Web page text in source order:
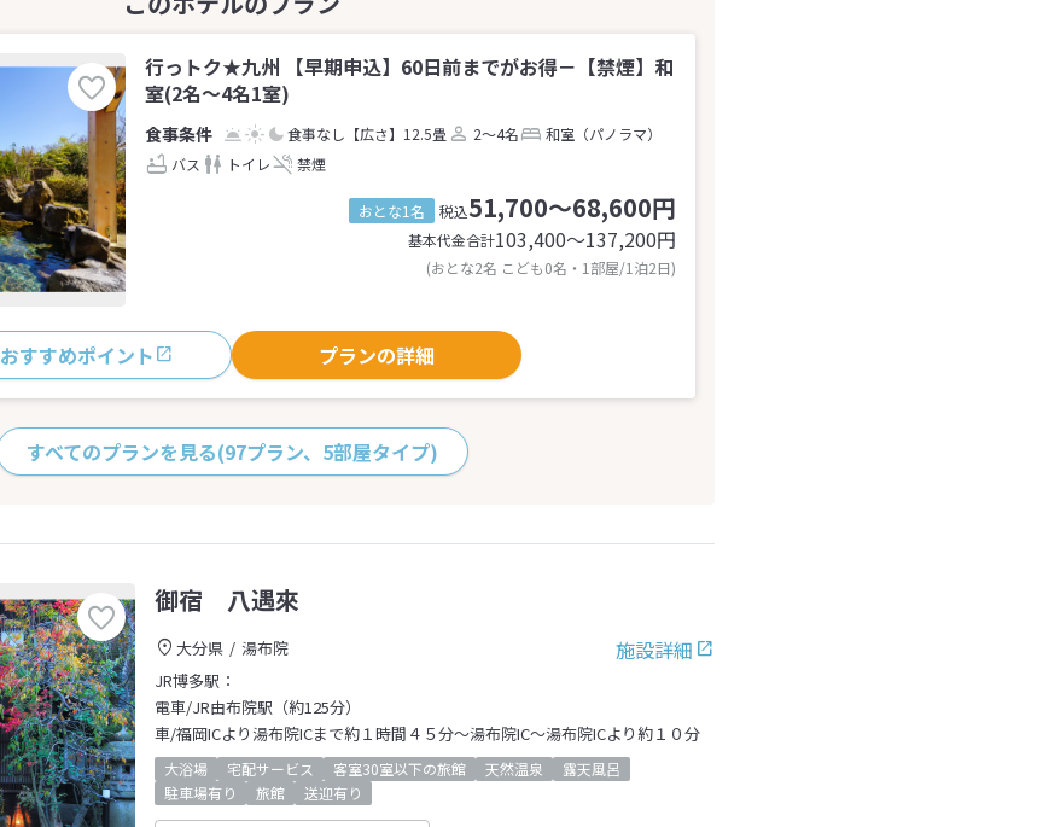
行っトク★九州 【早期申込】60日前までがお得－【禁煙】和
室(2名～4名1室)
食事なし 【広さ】12.5畳 2～4名
和室（パノラマ）
バス
トイレ 禁煙
おとな1名 税込51,700～68,600円
基本代金合計103,400〜137,200円
(おとな2名 こども0名・1部屋/1泊2日)
おすすめポイント プランの詳細
すべてのプランを見る(97プラン、5部屋タイプ)
御宿 八遇來
施設詳細
大分県
湯布院
JR博多駅：
電車/JR由布院駅（約125分）
車/福岡ICより湯布院ICまで約１時間４５分～湯布院IC～湯布院ICより約１０分
大浴場 宅配サービス 客室30室以下の旅館 天然温泉
露天風呂
駐車場有り
旅館 送迎有り